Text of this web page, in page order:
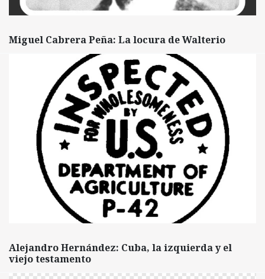
Miguel Cabrera Peña: La locura de Walterio
Alejandro Hernández: Cuba, la izquierda y el
viejo testamento